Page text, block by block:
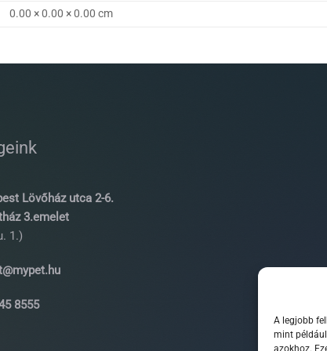
A legjobb
mint
0.00 × 0.00 × 0.00 cm
Lövőház utca 2-6.
3.emelet
1.)
8555